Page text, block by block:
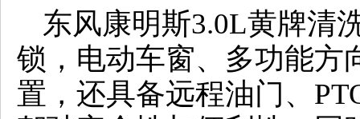
东风康明斯3.0L黄牌清
锁，电动车窗、多功能方
置，还具备远程油门、